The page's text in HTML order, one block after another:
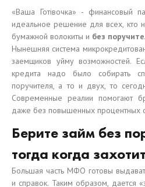
«Ваша Готівочка» - финансовый
идеальное решение для всех, кто
бумажной волокиты и без
Нынешняя система
заемщиков уйму возможностей.
кредита надо было собирать
поручителя, а то и двух, то
Современные реалии помогают
даже без повышенных процентных
Берите займ без
тогда когда
Большая часть МФО готовы
и справок. Таким образом, дается